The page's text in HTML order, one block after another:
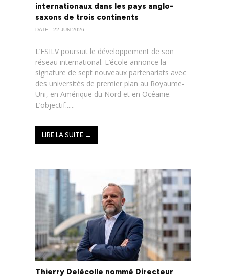
internationaux dans les pays anglo-
saxons de trois continents
DATE : 22 JUN 2026
L’ESILV poursuit le développement de son
réseau international. L’école annonce la
signature de sept nouveaux partenariats avec
des universités de premier plan au Royaume-
Uni, en Amérique du Nord et en Océanie.
L’objectif......
LIRE LA SUITE →
Thierry Delécolle nommé Directeur